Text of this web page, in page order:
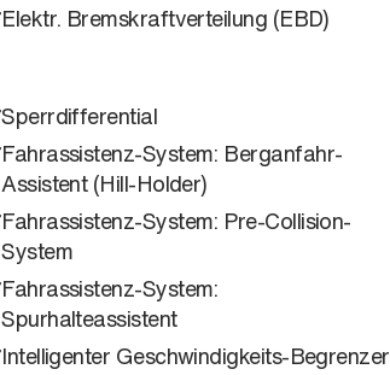
Elektr. Bremskraftverteilung (EBD)
Sperrdifferential
Fahrassistenz-System: Berganfahr-
Assistent (Hill-Holder)
Fahrassistenz-System: Pre-Collision-
System
Fahrassistenz-System:
Spurhalteassistent
Intelligenter Geschwindigkeits-Begrenzer